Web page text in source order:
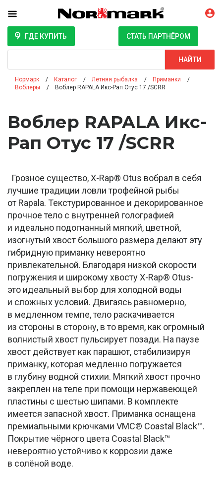
ГДЕ КУПИТЬ СТАТЬ ПАРТНЁРОМ
НАЙТИ
Нормарк Каталог Летняя рыбалка
Приманки
Воблеры
Воблер RAPALA Икс-Рап Отус 17 /SCRR
Воблер RAPALA Икс-
Рап Отус 17 /SCRR
Грозное существо, X-Rap® Otus вобрал в себя
лучшие традиции ловли трофейной рыбы
от Rapala. Текстурированное и декорированное
прочное тело с внутренней голографией
и идеально подогнанный мягкий, цветной,
изогнутый хвост большого размера делают эту
гибридную приманку невероятно
привлекательной. Благодаря низкой скорости
погружения и широкому хвосту X-Rap® Otus-
это идеальный выбор для холодной воды
и сложных условий. Двигаясь равномерно,
в медленном темпе, тело раскачивается
из стороны в сторону, в то время, как огромный
волнистый хвост пульсирует позади. На паузе
хвост действует как парашют, стабилизируя
приманку, которая медленно погружается
в глубину водной стихии. Мягкий хвост прочно
закреплен на теле при помощи нержавеющей
пластины с шестью шипами. В комплекте
имеется запасной хвост. Приманка оснащена
премиальными крючками VMC® Coastal Black™.
Покрытие чёрного цвета Coastal Black™
невероятно устойчиво к коррозии даже
в солёной воде.